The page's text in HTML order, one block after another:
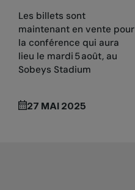
Les billets sont
maintenant en vente pour
la conférence qui aura
lieu le mardi 5 août, au
Sobeys Stadium
27 MAI 2025